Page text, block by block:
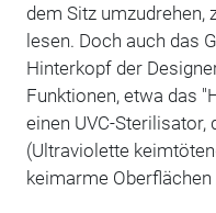
dem Sitz umzudrehen,
lesen. Doch auch das
Hinterkopf der
Funktionen, etwa das
einen UVC-Sterilisator,
(Ultraviolette
keimarme